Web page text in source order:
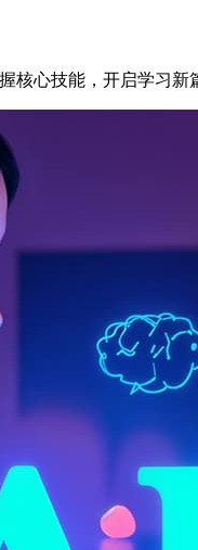
核心技能，开启学习新